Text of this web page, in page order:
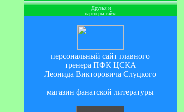
Друзья и
партнеры сайта
персональный сайт главного
тренера ПФК ЦСКА
Леонида Викторовича Слуцкого
магазин фанатской литературы